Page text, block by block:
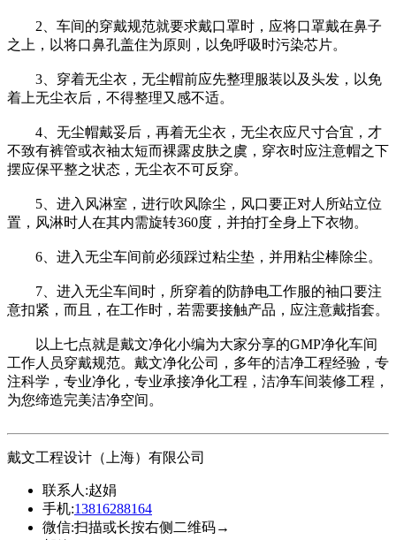
2、车间的穿戴规范就要求戴口罩时，应将口罩戴在鼻子
之上，以将口鼻孔盖住为原则，以免呼吸时污染芯片。
3、穿着无尘衣，无尘帽前应先整理服装以及头发，以免
着上无尘衣后，不得整理又感不适。
4、无尘帽戴妥后，再着无尘衣，无尘衣应尺寸合宜，才
不致有裤管或衣袖太短而裸露皮肤之虞，穿衣时应注意帽之下
摆应保平整之状态，无尘衣不可反穿。
5、进入风淋室，进行吹风除尘，风口要正对人所站立位
置，风淋时人在其内需旋转360度，并拍打全身上下衣物。
6、进入无尘车间前必须踩过粘尘垫，并用粘尘棒除尘。
7、进入无尘车间时，所穿着的防静电工作服的袖口要注
意扣紧，而且，在工作时，若需要接触产品，应注意戴指套。
以上七点就是戴文净化小编为大家分享的GMP净化车间
工作人员穿戴规范。戴文净化公司，多年的洁净工程经验，专
注科学，专业净化，专业承接净化工程，洁净车间装修工程，
为您缔造完美洁净空间。
戴文工程设计（上海）有限公司
联系人:赵娟
手机:13816288164
微信:扫描或长按右侧二维码→